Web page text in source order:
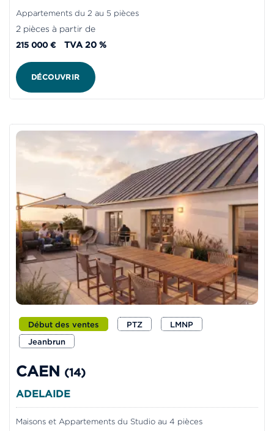
Appartements du 2 au 5 pièces
2 pièces à partir de
215 000 € TVA 20 %
DÉCOUVRIR
Début des ventes PTZ
LMNP
Jeanbrun
CAEN (14)
ADELAIDE
Maisons et Appartements du Studio au 4 pièces